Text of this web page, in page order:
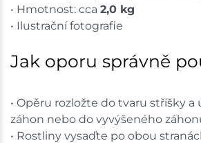
• Hmotnost: cca 2,0 kg
• Ilustrační fotografie
Jak oporu správně
• Opěru rozložte do tvaru stříšky
záhon nebo do vyvýšeného
• Rostliny vysaďte po obou